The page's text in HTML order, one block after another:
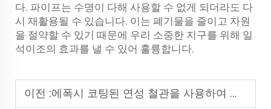
다. 파이프는 수명이 다해 사용할 수 없게 되더라도 다
시 재활용될 수 있습니다. 이는 폐기물을 줄이고 자원
을 절약할 수 있기 때문에 우리 소중한 지구를 위해 일
석이조의 효과를 낼 수 있어 훌륭합니다.
이전 :에폭시 코팅된 연성 철관을 사용하여 부식 저항성을 확보하는 주요 이점은 무엇입니까?